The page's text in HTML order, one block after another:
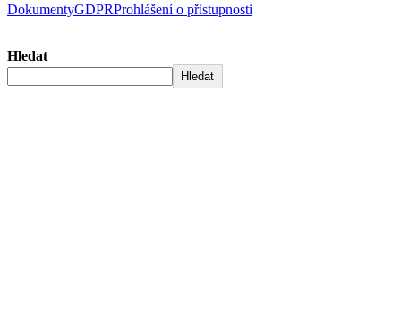
DokumentyGDPRProhlášení o přístupnosti
Hledat
Hledat